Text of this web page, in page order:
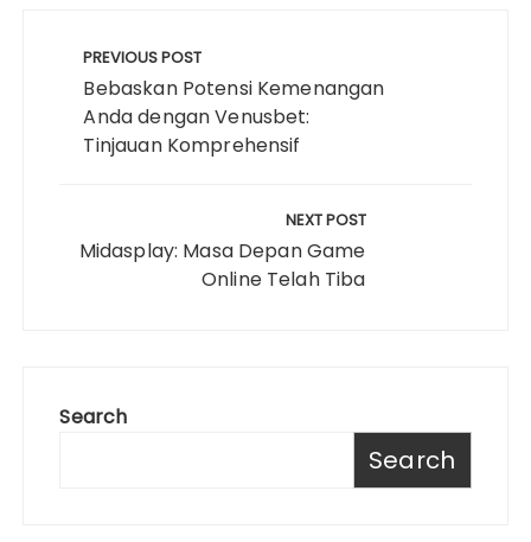
navigation
PREVIOUS POST
Bebaskan Potensi Kemenangan
Anda dengan Venusbet:
Tinjauan Komprehensif
NEXT POST
Midasplay: Masa Depan Game
Online Telah Tiba
Search
Search